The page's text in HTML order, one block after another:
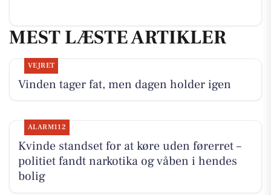
MEST LÆSTE ARTIKLER
VEJRET
Vinden tager fat, men dagen holder igen
ALARM112
Kvinde standset for at køre uden førerret –
politiet fandt narkotika og våben i hendes
bolig